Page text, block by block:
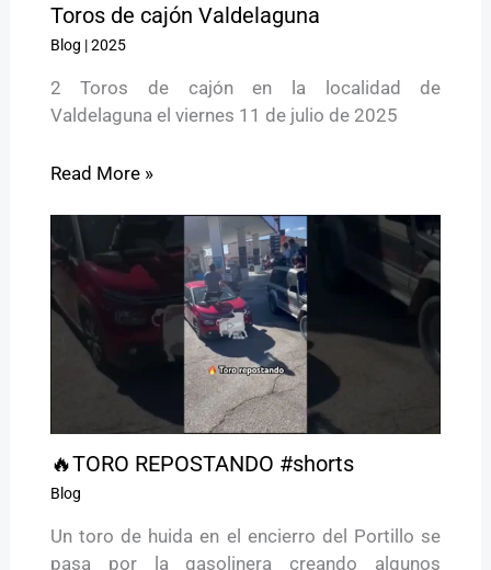
Toros de cajón Valdelaguna
Blog |2025
2 Toros de cajón en la localidad de
Valdelaguna el viernes 11 de julio de 2025
Read More »
🔥TORO REPOSTANDO #shorts
Blog
Un toro de huida en el encierro del Portillo se
pasa por la gasolinera creando algunos